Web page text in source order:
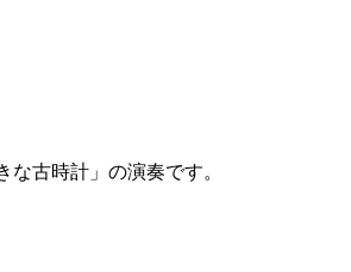
古時計」の演奏です。